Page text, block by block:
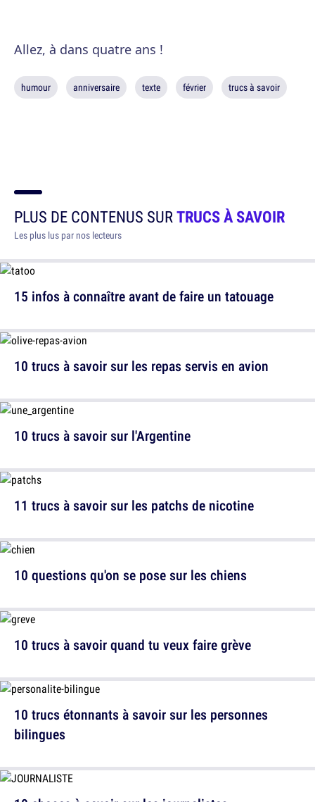
Allez, à dans quatre ans !
humour anniversaire texte février trucs à savoir
PLUS DE CONTENUS SURTRUCS À SAVOIR
Les plus lus par nos lecteurs
15 infos à connaître avant de faire un tatouage
10 trucs à savoir sur l'Argentine
10 trucs à savoir quand tu veux faire grève
10 trucs à savoir sur les repas servis en avion
11 trucs à savoir sur les patchs de nicotine
10 questions qu'on se pose sur les chiens
10 trucs étonnants à savoir sur les personnes
bilingues